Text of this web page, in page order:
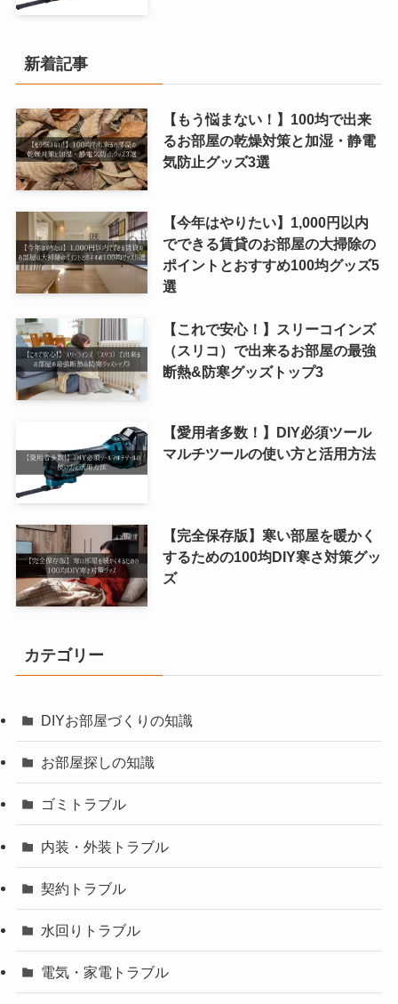
新着記事
【もう悩まない！】100均で出来
るお部屋の乾燥対策と加湿・静電
気防止グッズ3選
【今年はやりたい】1,000円以内
でできる賃貸のお部屋の大掃除の
ポイントとおすすめ100均グッズ5
選
【これで安心！】スリーコインズ
（スリコ）で出来るお部屋の最強
断熱&防寒グッズトップ3
【愛用者多数！】DIY必須ツール
マルチツールの使い方と活用方法
【完全保存版】寒い部屋を暖かく
するための100均DIY寒さ対策グッ
ズ
カテゴリー
DIYお部屋づくりの知識
お部屋探しの知識
ゴミトラブル
内装・外装トラブル
契約トラブル
水回りトラブル
電気・家電トラブル